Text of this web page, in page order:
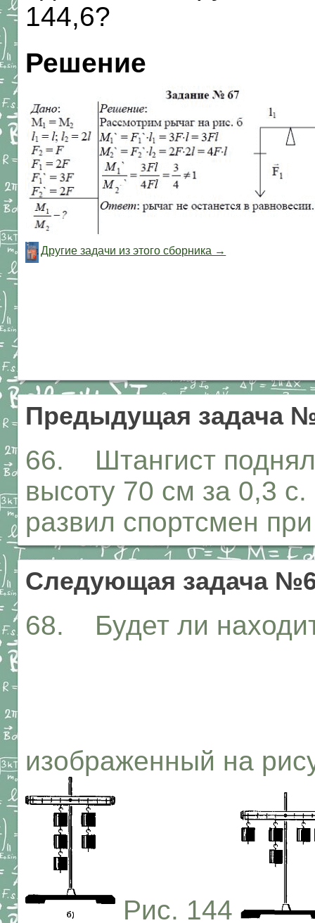
144,6?
Решение
Другие задачи из этого сборника →
Предыдущая задача
66. Штангист поднял
высоту 70 см за 0,3
развил спортсмен
Следующая задача
68. Будет ли
изображенный на
Рис. 144